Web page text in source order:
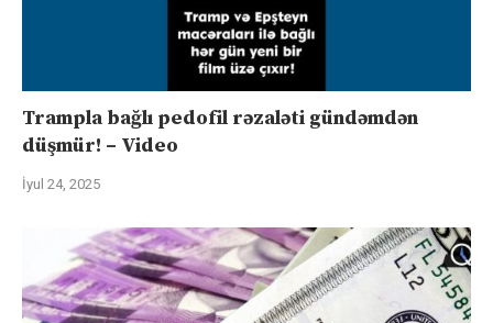
Trampla bağlı pedofil rəzaləti gündəmdən
düşmür! – Video
İyul 24, 2025